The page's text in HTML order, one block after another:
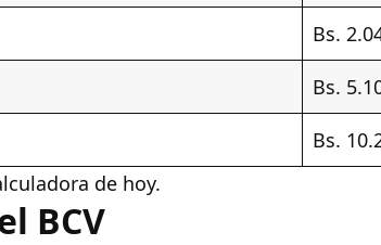
Bs.
Bs.
Bs.
de hoy.
BCV